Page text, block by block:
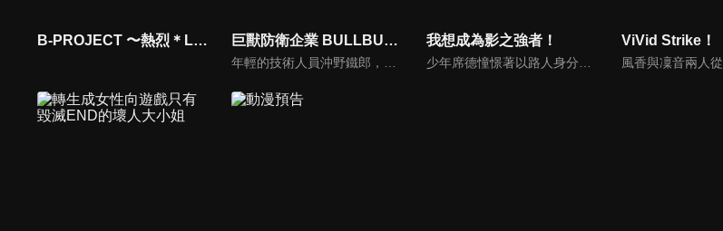
B-PROJECT 〜熱烈＊Love Call〜 巨獸防衛企業 BULLBUSTER 我想成為影之強者！ ViVid Strike！